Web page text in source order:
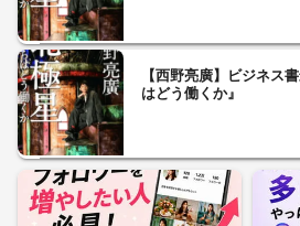
【西野亮廣】ビジネス
はどう働くか』